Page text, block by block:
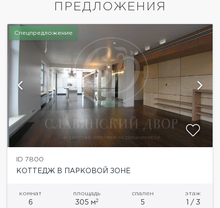
ПРЕДЛОЖЕНИЯ
Спецпредложение
ID 7800
КОТТЕДЖ В ПАРКОВОЙ ЗОНЕ
комнат
6
площадь
305 м2
спален
5
этаж
1 / 3